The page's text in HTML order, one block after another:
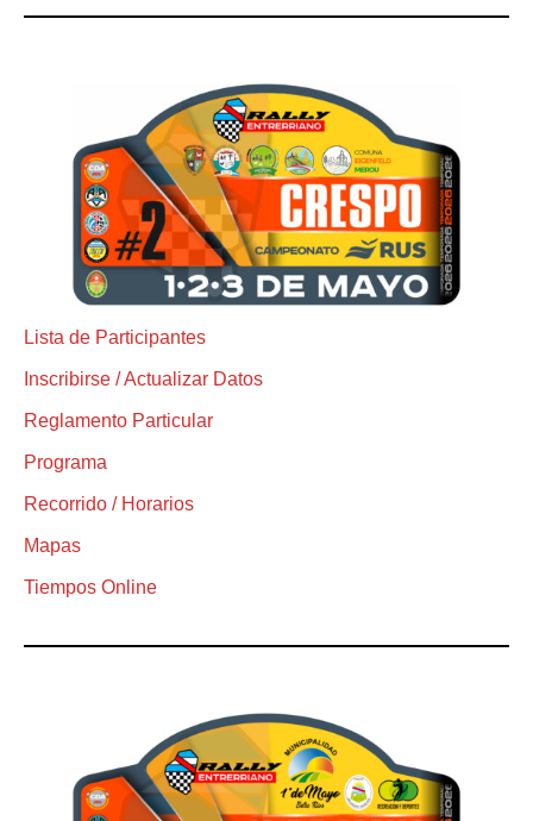
Lista de Participantes
Inscribirse / Actualizar Datos
Reglamento Particular
Programa
Recorrido / Horarios
Mapas
Tiempos Online